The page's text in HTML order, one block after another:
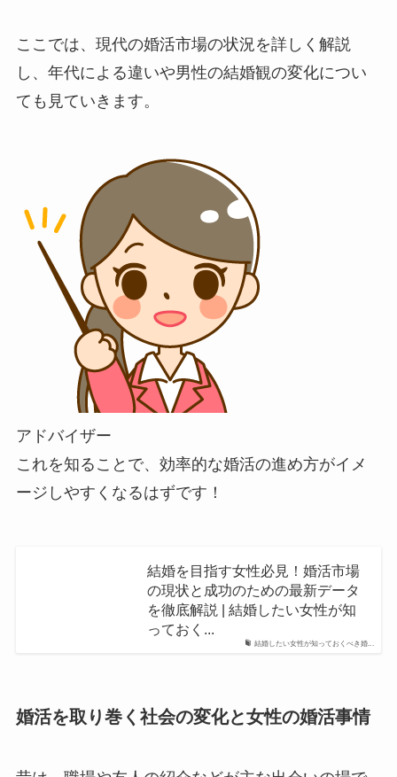
ここでは、現代の婚活市場の状況を詳しく解説
し、年代による違いや男性の結婚観の変化につい
ても見ていきます。
アドバイザー
これを知ることで、効率的な婚活の進め方がイメ
ージしやすくなるはずです！
結婚したい女性が知っておくべき婚...
結婚を目指す女性必見！婚活市場
の現状と成功のための最新データ
を徹底解説 | 結婚したい女性が知
っておく...
婚活を取り巻く社会の変化と女性の婚活事情